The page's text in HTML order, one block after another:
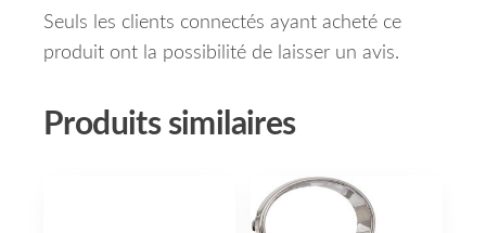
Seuls les clients connectés ayant acheté ce
produit ont la possibilité de laisser un avis.
Produits similaires